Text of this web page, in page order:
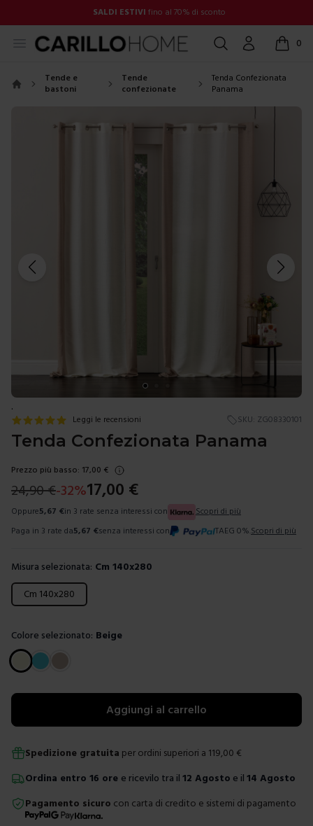
SALDI ESTIVI fino al 70% di sconto
Open menu Cerca Account 0
items
Tende e
bastoni
Tende
confezionate
Tenda Confezionata
Panama
.
Leggi le recensioni SKU: ZG08330101
Tenda Confezionata Panama
Prezzo più basso: 17,00 €
24,90€-32%17,00 €
Oppure5,67 €in 3 rate senza interessi con
Scopri di più
Paga in 3 rate da5,67 €senza interessi con TAEG 0%. Scopri di più
Misura selezionata: Cm 140x280
Scegli una misura
Cm 140x280
Colore selezionato: Beige
Scegli un colore
Aggiungi al carrello
Spedizione gratuita per ordini superiori a 119,00 €
Ordina entro 16 ore e ricevilo tra il 12 Agosto e il 14 Agosto
Pagamento sicuro con carta di credito e sistemi di pagamento